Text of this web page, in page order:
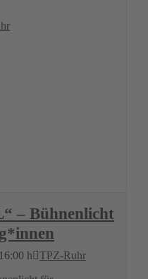
– Bühnenlicht
16:00 h TPZ-Ruhr